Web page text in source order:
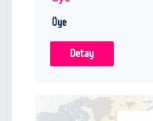
Üye
Detay